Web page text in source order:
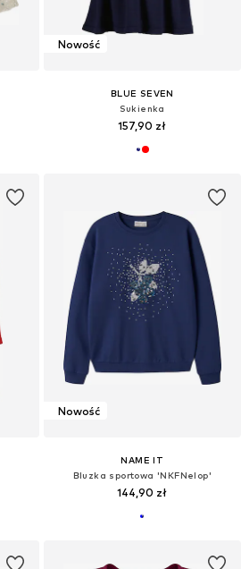
Nowość
BLUE SEVEN
Sukienka
157,90 zł
Nowość
NAME IT
Bluzka sportowa 'NKFNelop'
144,90 zł